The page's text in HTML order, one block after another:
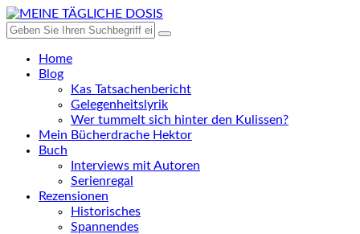
Home
Blog
Kas Tatsachenbericht
Gelegenheitslyrik
Wer tummelt sich hinter den Kulissen?
Mein Bücherdrache Hektor
Buch
Interviews mit Autoren
Serienregal
Rezensionen
Historisches
Spannendes